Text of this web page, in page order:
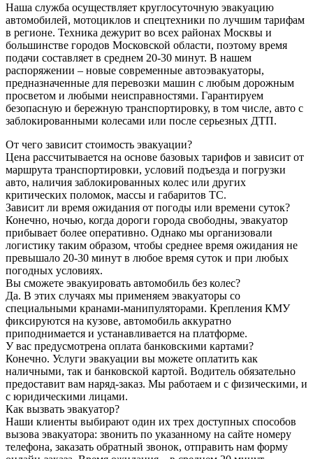
Наша служба осуществляет круглосуточную эвакуацию
автомобилей, мотоциклов и спецтехники по лучшим тарифам
в регионе. Техника дежурит во всех районах Москвы и
большинстве городов Московской области, поэтому время
подачи составляет в среднем 20-30 минут. В нашем
распоряжении – новые современные автоэвакуаторы,
предназначенные для перевозки машин с любым дорожным
просветом и любыми неисправностями. Гарантируем
безопасную и бережную транспортировку, в том числе, авто с
заблокированными колесами или после серьезных ДТП.
От чего зависит стоимость эвакуации?
Цена рассчитывается на основе базовых тарифов и зависит от
маршрута транспортировки, условий подъезда и погрузки
авто, наличия заблокированных колес или других
критических поломок, массы и габаритов ТС.
Зависит ли время ожидания от погоды или времени суток?
Конечно, ночью, когда дороги города свободны, эвакуатор
прибывает более оперативно. Однако мы организовали
логистику таким образом, чтобы среднее время ожидания не
превышало 20-30 минут в любое время суток и при любых
погодных условиях.
Вы сможете эвакуировать автомобиль без колес?
Да. В этих случаях мы применяем эвакуаторы со
специальными кранами-манипуляторами. Крепления КМУ
фиксируются на кузове, автомобиль аккуратно
приподнимается и устанавливается на платформе.
У вас предусмотрена оплата банковскими картами?
Конечно. Услуги эвакуации вы можете оплатить как
наличными, так и банковской картой. Водитель обязательно
предоставит вам наряд-заказ. Мы работаем и с физическими, и
с юридическими лицами.
Как вызвать эвакуатор?
Наши клиенты выбирают один их трех доступных способов
вызова эвакуатора: звонить по указанному на сайте номеру
телефона, заказать обратный звонок, отправить нам форму